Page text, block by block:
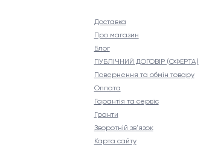
Доставка
Про магазин
Блог
ПУБЛІЧНИЙ ДОГОВІР (ОФЕРТА)
Повернення та обмін товару
Оплата
Гарантія та сервіс
Гранти
Зворотній зв'язок
Карта сайту